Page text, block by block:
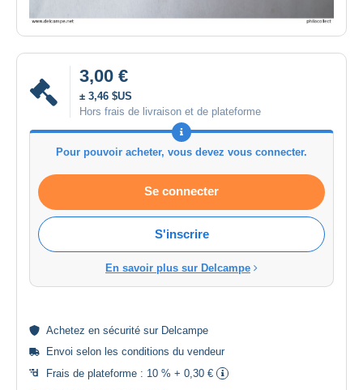
3,00 €
± 3,46 $US
Hors frais de livraison et de plateforme
Pour pouvoir acheter, vous devez vous connecter.
Se connecter
S'inscrire
En savoir plus sur Delcampe
Achetez en sécurité sur Delcampe
Envoi selon les conditions du vendeur
Frais de plateforme : 10 % + 0,30 €